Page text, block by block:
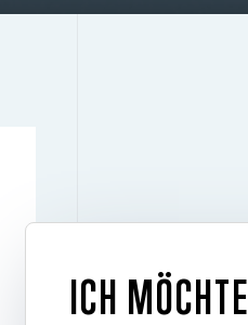
ICH MÖCHTE